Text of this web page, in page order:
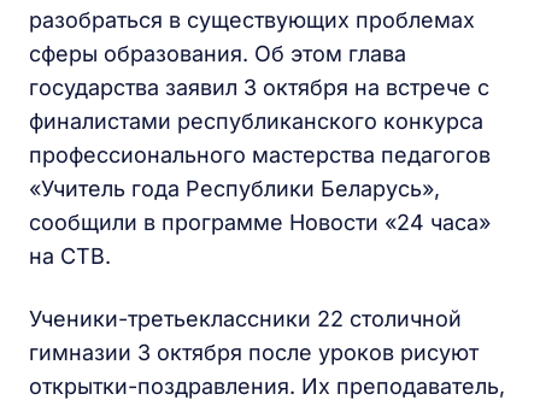
разобраться в существующих проблемах
сферы образования. Об этом глава
государства заявил 3 октября на встрече с
финалистами республиканского конкурса
профессионального мастерства педагогов
«Учитель года Республики Беларусь»,
сообщили в программе Новости «24 часа»
на СТВ.
Ученики-третьеклассники 22 столичной
гимназии 3 октября после уроков рисуют
открытки-поздравления. Их преподаватель,